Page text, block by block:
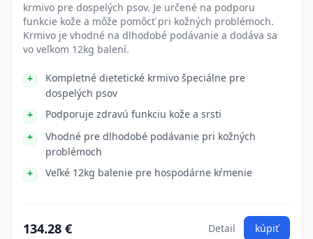
krmivo pre dospelých psov. Je určené na podporu
funkcie kože a môže pomôcť pri kožných problémoch.
Krmivo je vhodné na dlhodobé podávanie a dodáva sa
vo veľkom 12kg balení.
Kompletné dietetické krmivo špeciálne pre
dospelých psov
Podporuje zdravú funkciu kože a srsti
Vhodné pre dlhodobé podávanie pri kožných
problémoch
Veľké 12kg balenie pre hospodárne kŕmenie
134.28 € Detail kúpiť